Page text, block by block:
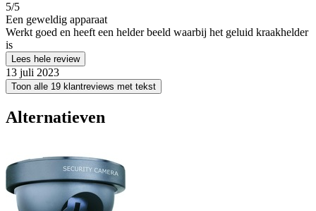
5/5
Een geweldig apparaat
Werkt goed en heeft een helder beeld waarbij het geluid kraakhelder
is
Lees hele review
13 juli 2023
Toon alle 19 klantreviews met tekst
Alternatieven